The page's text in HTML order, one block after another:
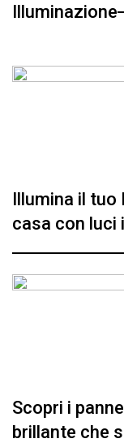
Illuminazione
Illumina il
casa con luci
Scopri i
brillante che